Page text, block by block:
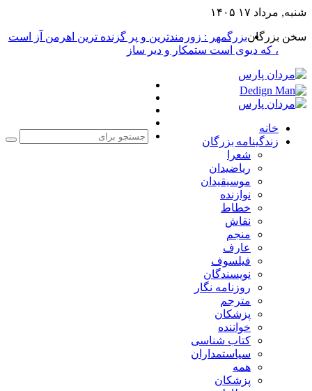
شنبه, مرداد ۱۷ ۱۴۰۵
سخن بزرگانبزرگمهر : زورمندترین و پر گزنده ترین اهرمن آز است
، که دیوی است ستمکار و دیر ساز
خانه
زندگینامه بزرگان
شعرا
ریاضیدان
موسیقیدان
نوازنده
خطاط
نقاش
منجم
عارف
فیلسوف
نویسندگان
روزنامه نگار
مترجم
پزشکان
خواننده
کتاب شناسی
سیاستمداران
همه
پزشکان